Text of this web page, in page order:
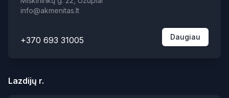
info@akmenitas.lt
+370 693 31005 Daugiau
Lazdijų r.